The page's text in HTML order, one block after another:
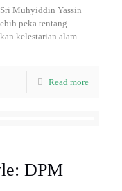
Muhyiddin Yassin
peka tentang
kelestarian alam
Read more
DPM